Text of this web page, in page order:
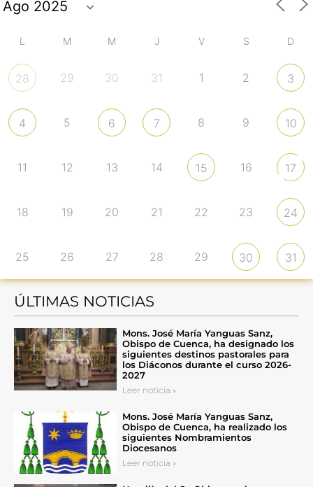
L M M J V S D
28 29 30 31 1 2 3
4 5 6 7 8 9 10
11 12 13 14 15 16 17
18 19 20 21 22 23 24
25 26 27 28 29 30 31
ÚLTIMAS NOTICIAS
Mons. José María Yanguas Sanz,
Obispo de Cuenca, ha designado los
siguientes destinos pastorales para
los Diáconos durante el curso 2026-
2027
Leer noticia »
Mons. José María Yanguas Sanz,
Obispo de Cuenca, ha realizado los
siguientes Nombramientos
Diocesanos
Leer noticia »